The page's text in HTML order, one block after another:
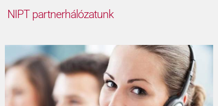
NIPT partnerhálózatunk